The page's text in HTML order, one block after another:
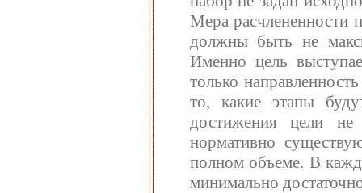
Мера расчлененности
должны быть не
Именно цель
только
то, какие этапы
достижения цели
нормативно
полном объеме. В
минимально